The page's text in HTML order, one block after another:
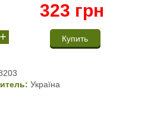
323 грн
+
Україна